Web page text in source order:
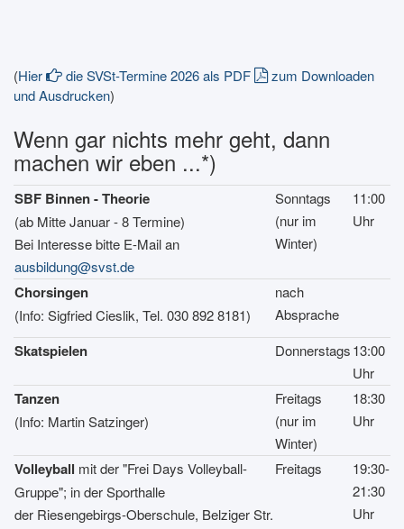
(Hier die SVSt-Termine 2026 als PDF
zum Downloaden
und Ausdrucken)
Wenn gar nichts mehr geht, dann
machen wir eben ...*)
SBF Binnen - Theorie
(ab Mitte Januar - 8 Termine)
Bei Interesse bitte E-Mail an
ausbildung@svst.de
Sonntags
(nur im
Winter)
11:00
Uhr
Chorsingen
(Info: Sigfried Cieslik, Tel. 030 892 8181)
nach
Absprache
Skatspielen Donnerstags13:00
Uhr
Tanzen
(Info: Martin Satzinger)
Freitags
(nur im
Winter)
18:30
Uhr
Volleyball mit der "Frei Days Volleyball-
Gruppe"; in der Sporthalle
der Riesengebirgs-Oberschule, Belziger Str.
Freitags
19:30-
21:30
Uhr